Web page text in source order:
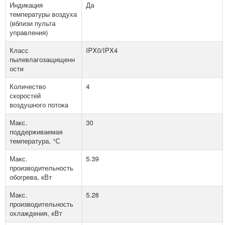
Индикация
температуры воздуха
(вблизи пульта
управления)
Да
Класс
пылевлагозащищенн
ости
IPX0/IPX4
Количество
скоростей
воздушного потока
4
Макс.
поддерживаемая
температура, °С
30
Макс.
производительность
обогрева, кВт
5.39
Макс.
производительность
охлаждения, кВт
5.28